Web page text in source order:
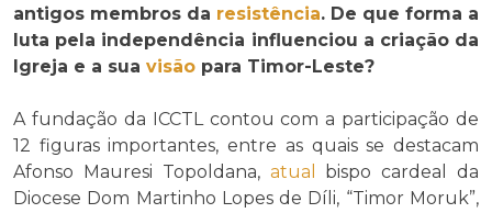
antigos membros da resistência. De que forma a
luta pela independência influenciou a criação da
Igreja e a sua visão para Timor-Leste?
A fundação da ICCTL contou com a participação de
12 figuras importantes, entre as quais se destacam
Afonso Mauresi Topoldana, atual
bispo cardeal da
Diocese Dom Martinho Lopes de Díli, “Timor Moruk”,